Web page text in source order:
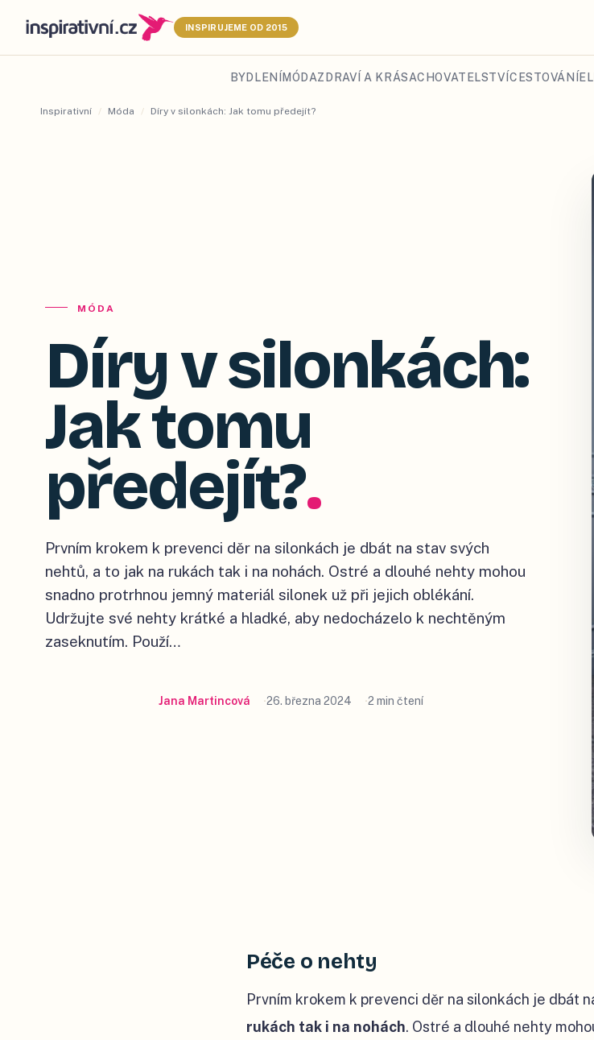
INSPIRUJEME OD 2015
BYDLENÍ MÓDAZDRAVÍ A KRÁSACHOVATELSTVÍCESTOVÁNÍ
Inspirativní / Móda / Díry v silonkách: Jak tomu předejít?
MÓDA
Díry v silonkách:
Jak tomu
předejít?.
Prvním krokem k prevenci děr na silonkách je dbát na stav svých
nehtů, a to jak na rukách tak i na nohách. Ostré a dlouhé nehty mohou
snadno protrhnou jemný materiál silonek už při jejich oblékání.
Udržujte své nehty krátké a hladké, aby nedocházelo k nechtěným
zaseknutím. Použí…
Jana Martincová 26. března 2024 2 min čtení
Péče o nehty
Prvním krokem k prevenci děr na silonkách je dbát
rukách tak i na nohách. Ostré a dlouhé nehty